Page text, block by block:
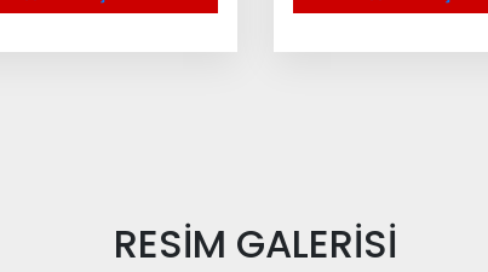
RESİM GALERİSİ